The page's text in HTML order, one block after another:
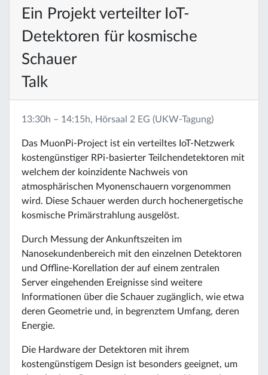
Ein Projekt verteilter IoT-
Detektoren für kosmische
Schauer
Talk
13:30h – 14:15h, Hörsaal 2 EG (UKW-Tagung)
Das MuonPi-Project ist ein verteiltes IoT-Netzwerk
kostengünstiger RPi-basierter Teilchendetektoren mit
welchem der koinzidente Nachweis von
atmosphärischen Myonenschauern vorgenommen
wird. Diese Schauer werden durch hochenergetische
kosmische Primärstrahlung ausgelöst.
Durch Messung der Ankunftszeiten im
Nanosekundenbereich mit den einzelnen Detektoren
und Offline-Korellation der auf einem zentralen
Server eingehenden Ereignisse sind weitere
Informationen über die Schauer zugänglich, wie etwa
deren Geometrie und, in begrenztem Umfang, deren
Energie.
Die Hardware der Detektoren mit ihrem
kostengünstigem Design ist besonders geeignet, um